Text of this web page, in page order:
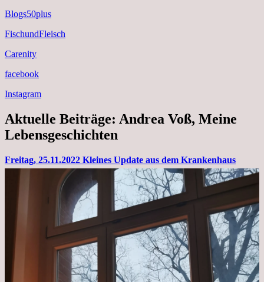
Blogs50plus
FischundFleisch
Carenity
facebook
Instagram
Aktuelle Beiträge: Andrea Voß, Meine
Lebensgeschichten
Freitag, 25.11.2022 Kleines Update aus dem Krankenhaus